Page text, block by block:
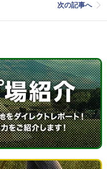
次の記事へ